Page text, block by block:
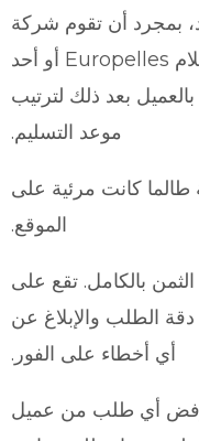
بمجرد أن تقوم شركة
Jack&Fils بإبلاغ العميل باستلام Europelles أو أحد
بعد ذلك لترتيب
موعد التسليم.
كانت مرئية على
الموقع.
الثمن بالكامل. تقع على
الطلب والإبلاغ عن
أي أخطاء على الفور.
رفض أي طلب من عميل